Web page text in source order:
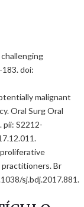
challenging
doi:
malignant
Oral Surg Oral
pii: S2212-
proliferative
practitioners. Br
sj.bdj.2017.881.